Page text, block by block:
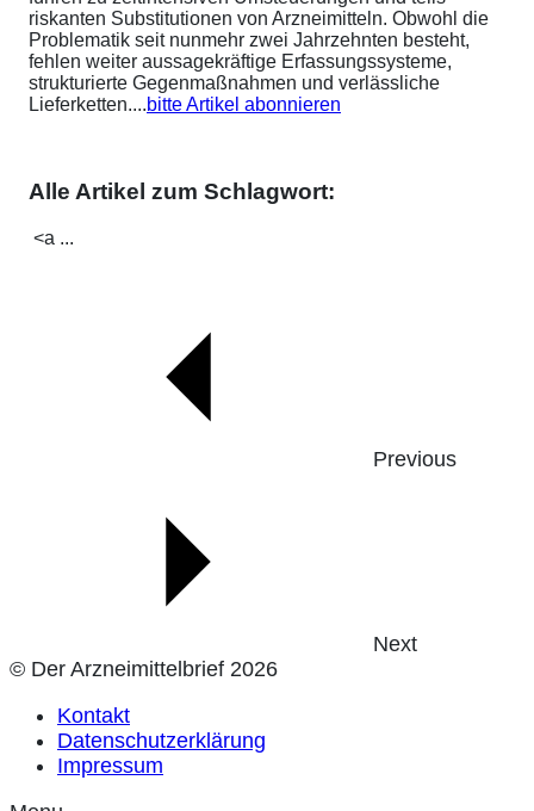
riskanten Substitutionen von Arzneimitteln. Obwohl die
Problematik seit nunmehr zwei Jahrzehnten besteht,
fehlen weiter aussagekräftige Erfassungssysteme,
strukturierte Gegenmaßnahmen und verlässliche
Lieferketten....bitte Artikel abonnieren
Alle Artikel zum Schlagwort:
<a ...
Previous
Next
© Der Arzneimittelbrief 2026
Kontakt
Datenschutzerklärung
Impressum